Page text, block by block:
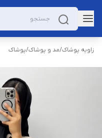
زاویه پوشاک/مد و پوشاک/پوشاک